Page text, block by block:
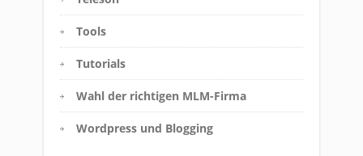
Tools
Tutorials
Wahl der richtigen MLM-Firma
Wordpress und Blogging